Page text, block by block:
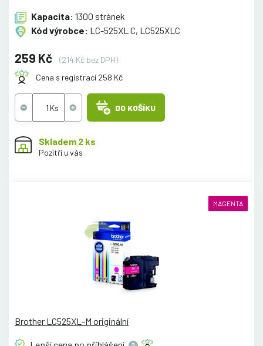
Kapacita: 1300 stránek
Kód výrobce: LC-525XL C, LC525XLC
259 Kč
(214 Kč bez DPH)
Cena s registrací 258 Kč
DO KOŠÍKU
Skladem 2 ks
Pozítří u vás
MAGENTA
Brother LC525XL-M originální